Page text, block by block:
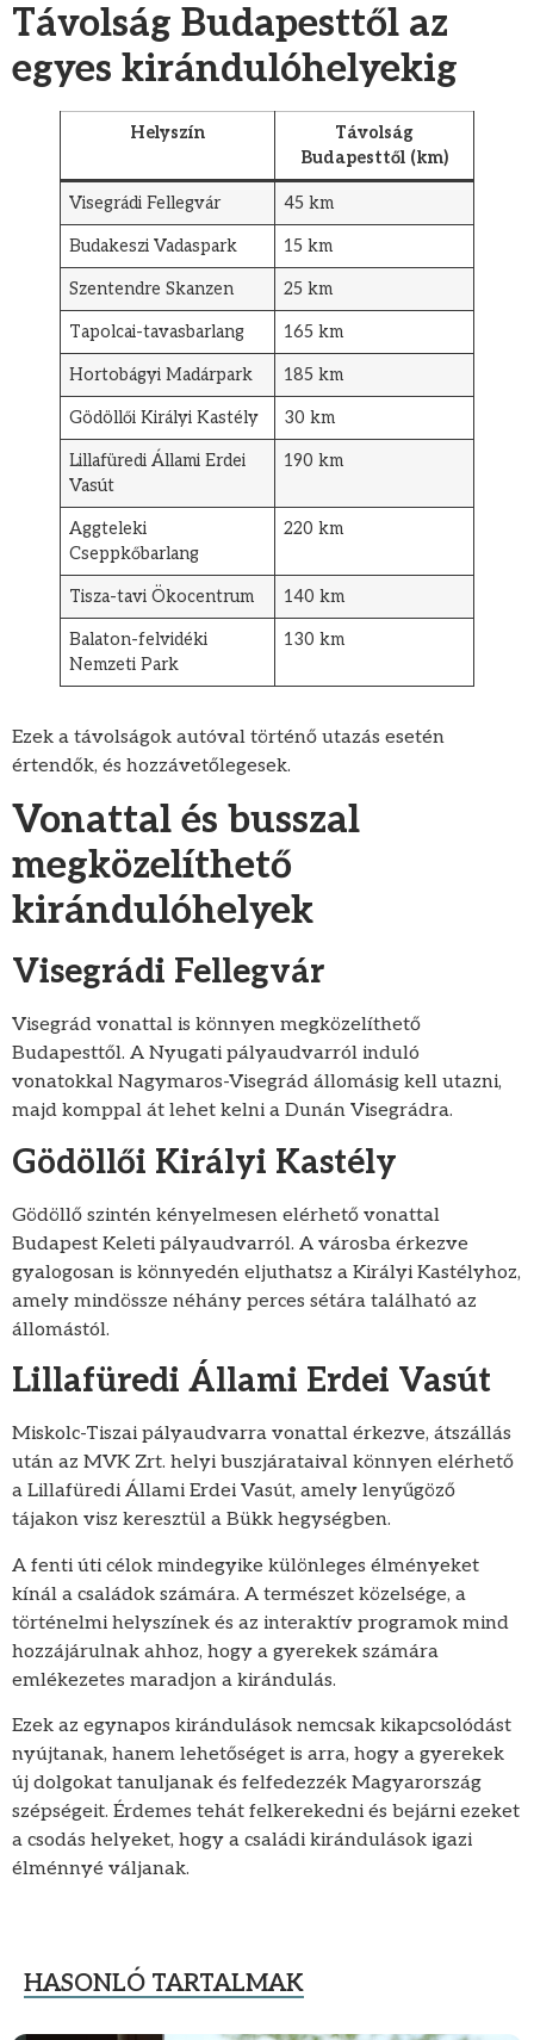
Távolság Budapesttől az
egyes kirándulóhelyekig
Helyszín
Távolság
Budapesttől (km)
Visegrádi Fellegvár 45 km
Budakeszi Vadaspark 15 km
Szentendre Skanzen 25 km
Tapolcai-tavasbarlang 165 km
Hortobágyi Madárpark 185 km
Gödöllői Királyi Kastély 30 km
Lillafüredi Állami Erdei
Vasút
190 km
Aggteleki
Cseppkőbarlang
220 km
Tisza-tavi Ökocentrum 140 km
Balaton-felvidéki
Nemzeti Park
130 km
Ezek a távolságok autóval történő utazás esetén
értendők, és hozzávetőlegesek.
Vonattal és busszal
megközelíthető
kirándulóhelyek
Visegrádi Fellegvár
Visegrád vonattal is könnyen megközelíthető
Budapesttől. A Nyugati pályaudvarról induló
vonatokkal Nagymaros-Visegrád állomásig kell utazni,
majd komppal át lehet kelni a Dunán Visegrádra.
Gödöllői Királyi Kastély
Gödöllő szintén kényelmesen elérhető vonattal
Budapest Keleti pályaudvarról. A városba érkezve
gyalogosan is könnyedén eljuthatsz a Királyi Kastélyhoz,
amely mindössze néhány perces sétára található az
állomástól.
Lillafüredi Állami Erdei Vasút
Miskolc-Tiszai pályaudvarra vonattal érkezve, átszállás
után az MVK Zrt. helyi buszjárataival könnyen elérhető
a Lillafüredi Állami Erdei Vasút, amely lenyűgöző
tájakon visz keresztül a Bükk hegységben.
A fenti úti célok mindegyike különleges élményeket
kínál a családok számára. A természet közelsége, a
történelmi helyszínek és az interaktív programok mind
hozzájárulnak ahhoz, hogy a gyerekek számára
emlékezetes maradjon a kirándulás.
Ezek az egynapos kirándulások nemcsak kikapcsolódást
nyújtanak, hanem lehetőséget is arra, hogy a gyerekek
új dolgokat tanuljanak és felfedezzék Magyarország
szépségeit. Érdemes tehát felkerekedni és bejárni ezeket
a csodás helyeket, hogy a családi kirándulások igazi
élménnyé váljanak.
HASONLÓ TARTALMAK